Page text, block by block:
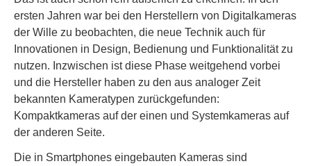
ersten Jahren war bei den Herstellern von Digitalkameras
der Wille zu beobachten, die neue Technik auch für
Innovationen in Design, Bedienung und Funktionalität zu
nutzen. Inzwischen ist diese Phase weitgehend vorbei
und die Hersteller haben zu den aus analoger Zeit
bekannten Kameratypen zurückgefunden:
Kompaktkameras auf der einen und Systemkameras auf
der anderen Seite.
Die in Smartphones eingebauten Kameras sind